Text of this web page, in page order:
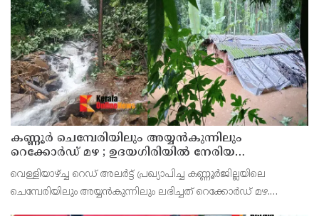
കണ്ണൂർ ചെമ്പേരിയിലും അയ്യൻകുന്നിലും
റെക്കോർഡ് മഴ ; ഉദയഗിരിയിൽ നേരിയ
ഉരുൾപൊട്ടൽ; 13 പേരെ ക്യാമ്പിലേക്ക് മാറ്റി
വെള്ളിയാഴ്ച്ച റെഡ് അലർട്ട് പ്രഖ്യാപിച്ച കണ്ണൂർജില്ലയിലെ
ചെമ്പേരിയിലും അയ്യൻകുന്നിലും ലഭിച്ചത് റെക്കോർഡ് മഴ.